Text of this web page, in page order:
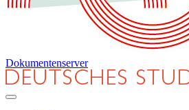
Dokumentenserver